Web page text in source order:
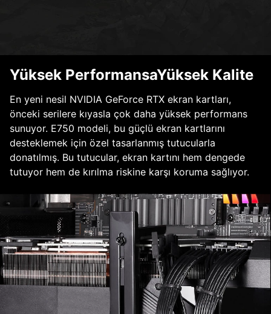
Yüksek PerformansaYüksek Kalite
En yeni nesil NVIDIA GeForce RTX ekran kartları,
önceki serilere kıyasla çok daha yüksek performans
sunuyor. E750 modeli, bu güçlü ekran kartlarını
desteklemek için özel tasarlanmış tutucularla
donatılmış. Bu tutucular, ekran kartını hem dengede
tutuyor hem de kırılma riskine karşı koruma sağlıyor.